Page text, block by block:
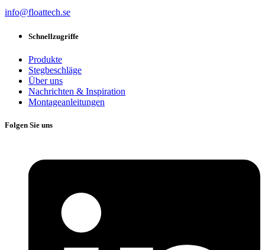
info@floattech.se
Schnellzugriffe
Produkte
Stegbeschläge
Über uns
Nachrichten & Inspiration
Montageanleitungen
Folgen Sie uns